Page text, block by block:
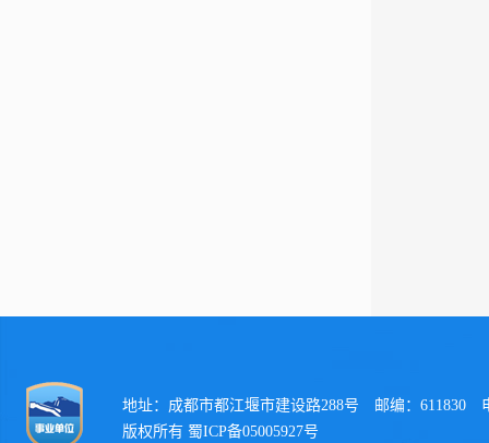
地址：成都市都江堰市建设路288号 邮编：611830
版权所有 蜀ICP备05005927号